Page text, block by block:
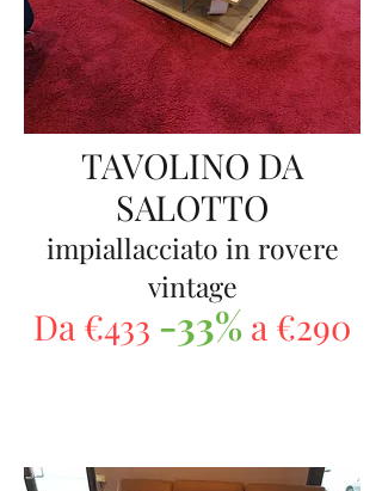
TAVOLINO DA
SALOTTO
impiallacciato in rovere
vintage
Da €433 -33% a €290